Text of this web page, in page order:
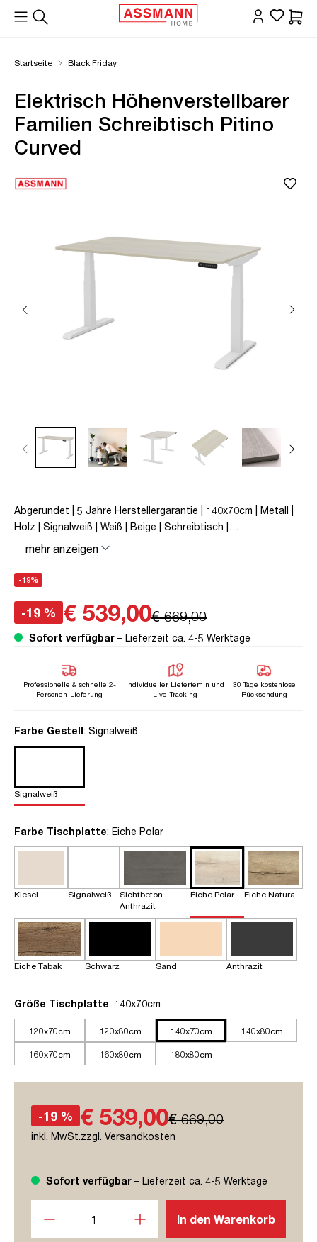
springen
Startseite Black Friday
Elektrisch Höhenverstellbarer
Familien Schreibtisch Pitino
Curved
Abgerundet | 5 Jahre Herstellergarantie | 140x70cm | Metall |
Holz | Signalweiß | Weiß | Beige | Schreibtisch |
höhenverstellbar | unmontiert | Pitino Curved | bis zu 50 kg |
Eiche Polar | TÜV© geprüfte Ergonomie | TÜV© mobiles
Arbeiten | Kollisions-Schutz | Elektrisch höhenverstellbar |
mehr anzeigen
-19%
-19 % € 539,00€ 669,00
Sofort verfügbar – Lieferzeit ca. 4-5 Werktage
Professionelle & schnelle 2-
Personen-Lieferung
Individueller Liefertemin und
Live-Tracking
30 Tage kostenlose
Rücksendung
Farbe Gestellauswählen
: Signalweiß
Signalweiß
Farbe Tischplatteauswählen
: Eiche Polar
Kiesel Signalweiß
Sichtbeton
Anthrazit
Eiche Polar Eiche Natura
Eiche Tabak Schwarz Sand Anthrazit
Größe Tischplatteauswählen
: 140x70cm
120x70cm 120x80cm 140x70cm 140x80cm
160x70cm 160x80cm 180x80cm
-19 % € 539,00€ 669,00
inkl. MwSt.zzgl. Versandkosten
Sofort verfügbar – Lieferzeit ca. 4-5 Werktage
In den Warenkorb